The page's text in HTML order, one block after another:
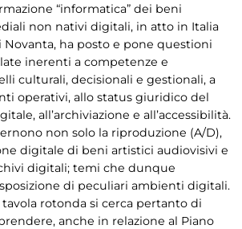
“informatica” dei beni
non nativi digitali, in atto in Italia
ha posto e pone questioni
inerenti a competenze e
culturali, decisionali e gestionali, a
operativi, allo status giuridico del
all’archiviazione e all’accessibilità.
non solo la riproduzione (A/D),
digitale di beni artistici audiovisivi e
digitali; temi che dunque
di peculiari ambienti digitali.
rotonda si cerca pertanto di
anche in relazione al Piano